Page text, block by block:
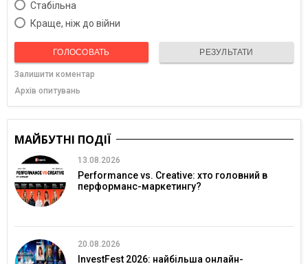
Cтабільна
Краще, ніж до війни
ГОЛОСОВАТЬ РЕЗУЛЬТАТИ
Залишити коментар
Архів опитувань
МАЙБУТНІ ПОДІЇ
13.08.2026
Performance vs. Creative: хто головний в
перформанс-маркетингу?
20.08.2026
InvestFest 2026: найбільша онлайн-